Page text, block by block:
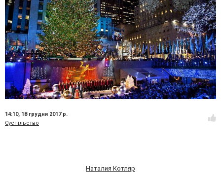
14:10, 18 грудня 2017 р.
Суспільство
Наталия Котляр